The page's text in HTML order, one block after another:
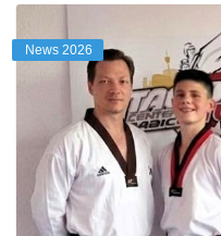
News 2026